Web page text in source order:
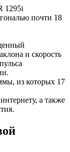
1295i
почти 18
и скорость
из которых 17
а также